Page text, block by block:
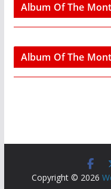
Album Of The
Album Of The
Copyright © 2026